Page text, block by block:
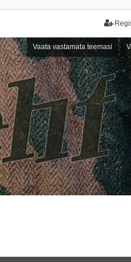
Vaata vastamata teemasi